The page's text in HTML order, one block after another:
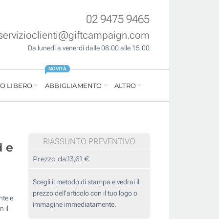
02 9475 9465
Da lunedì a venerdì dalle 08.00 alle 15.00
LIBERO ABBIGLIAMENTO
NOVITÀ
ALTRO
e
e
il
RIASSUNTO PREVENTIVO
Prezzo da:13,61 €
Scegli il metodo di stampa e vedrai il
prezzo dell'articolo con il tuo logo o
immagine immediatamente.